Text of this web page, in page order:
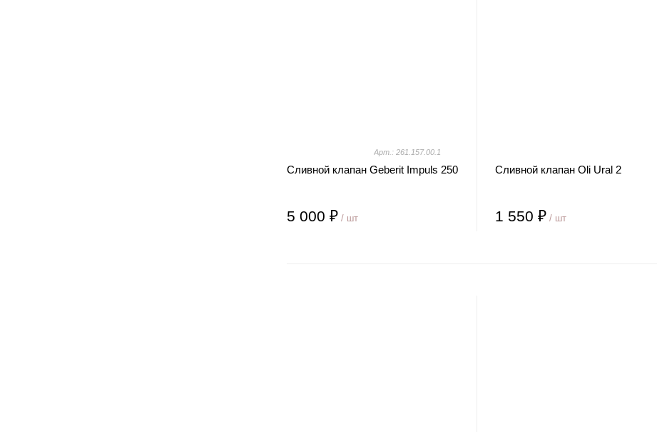
Арт.: 261.157.00.1
Сливной клапан Geberit Impuls 250
5 000 ₽ / шт
Сливной клапан Oli Ural 2
1 550 ₽/ шт